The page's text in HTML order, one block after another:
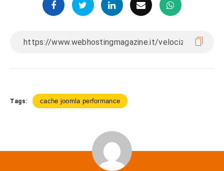
Tags: cache joomla performance